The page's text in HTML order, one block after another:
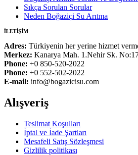
Sıkça Sorulan Sorular
Neden Boğaziçi Su Arıtma
İLETİŞİM
Adres: Türkiyenin her yerine hizmet
Merkez: Kanarya Mah. 1.Nehir Sk.
Phone: +0 850-520-2022
Phone: +0 552-502-2022
E-mail: info@bogazicisu.com
Alışveriş
Teslimat Koşulları
İptal ve İade Şartları
Mesafeli Satış Sözleşmesi
Gizlilik politikası